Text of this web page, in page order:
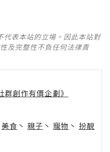
代表本站的立場。因此本站對
及完整性不負任何法律責
群創作有價企劃》
美食 丶 親子 丶 寵物 丶 扮靚